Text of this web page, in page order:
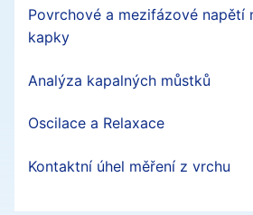
Povrchové a mezifázové napětí
kapky
Analýza kapalných můstků
Oscilace a Relaxace
Kontaktní úhel měření z vrchu